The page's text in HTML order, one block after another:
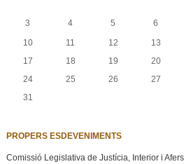
3
4 5 6
10
11 12 13
17
18 19 20
24
25 26 27
31
PROPERS ESDEVENIMENTS
Comissió Legislativa de Justícia, Interior i